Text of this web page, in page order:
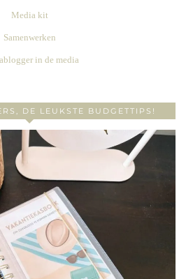
Media kit
Samenwerken
in de media
DE LEUKSTE BUDGETTIPS!